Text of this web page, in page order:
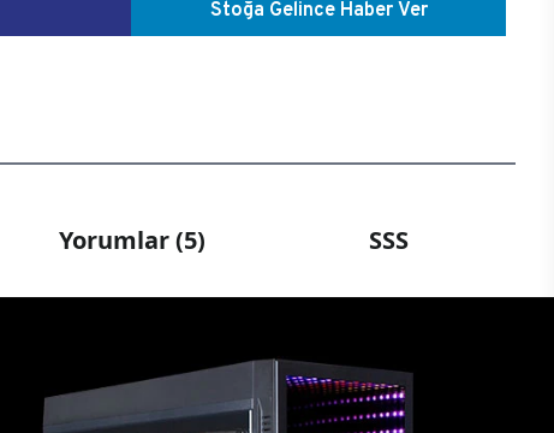
Stoğa Gelince Haber Ver
Yorumlar (5) SSS